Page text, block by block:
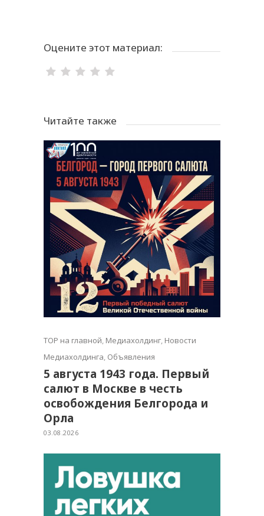
Оцените этот материал:
Читайте также
TOP на главной, Медиахолдинг, Новости
Медиахолдинга, Объявления
5 августа 1943 года. Первый
салют в Москве в честь
освобождения Белгорода и
Орла
03.08.2026